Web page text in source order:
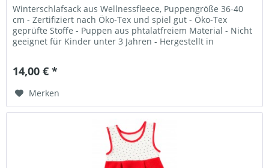
Winterschlafsack aus Wellnessfleece, Puppengröße 36-40
cm - Zertifiziert nach Öko-Tex und spiel gut - Öko-Tex
geprüfte Stoffe - Puppen aus phtalatfreiem Material - Nicht
geeignet für Kinder unter 3 Jahren - Hergestellt in
14,00 € *
Merken